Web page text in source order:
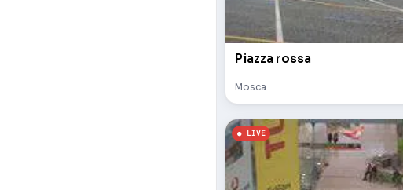
Piazza rossa
Mosca